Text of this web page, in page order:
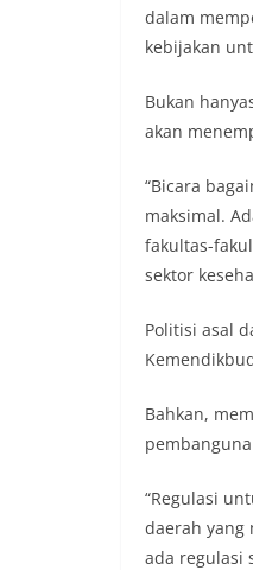
dalam
kebijakan
Bukan
akan
“Bicara
maksimal.
fakultas-
sektor
Politisi asal
Bahkan,
“Regulasi
daerah yang
ada regulasi